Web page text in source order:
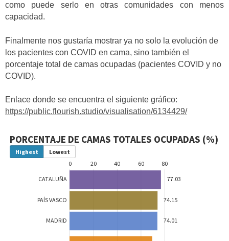
como puede serlo en otras comunidades con menos
capacidad.
Finalmente nos gustaría mostrar ya no solo la evolución de
los pacientes con COVID en cama, sino también el
porcentaje total de camas ocupadas (pacientes COVID y no
COVID).
Enlace donde se encuentra el siguiente gráfico:
https://public.flourish.studio/visualisation/6134429/